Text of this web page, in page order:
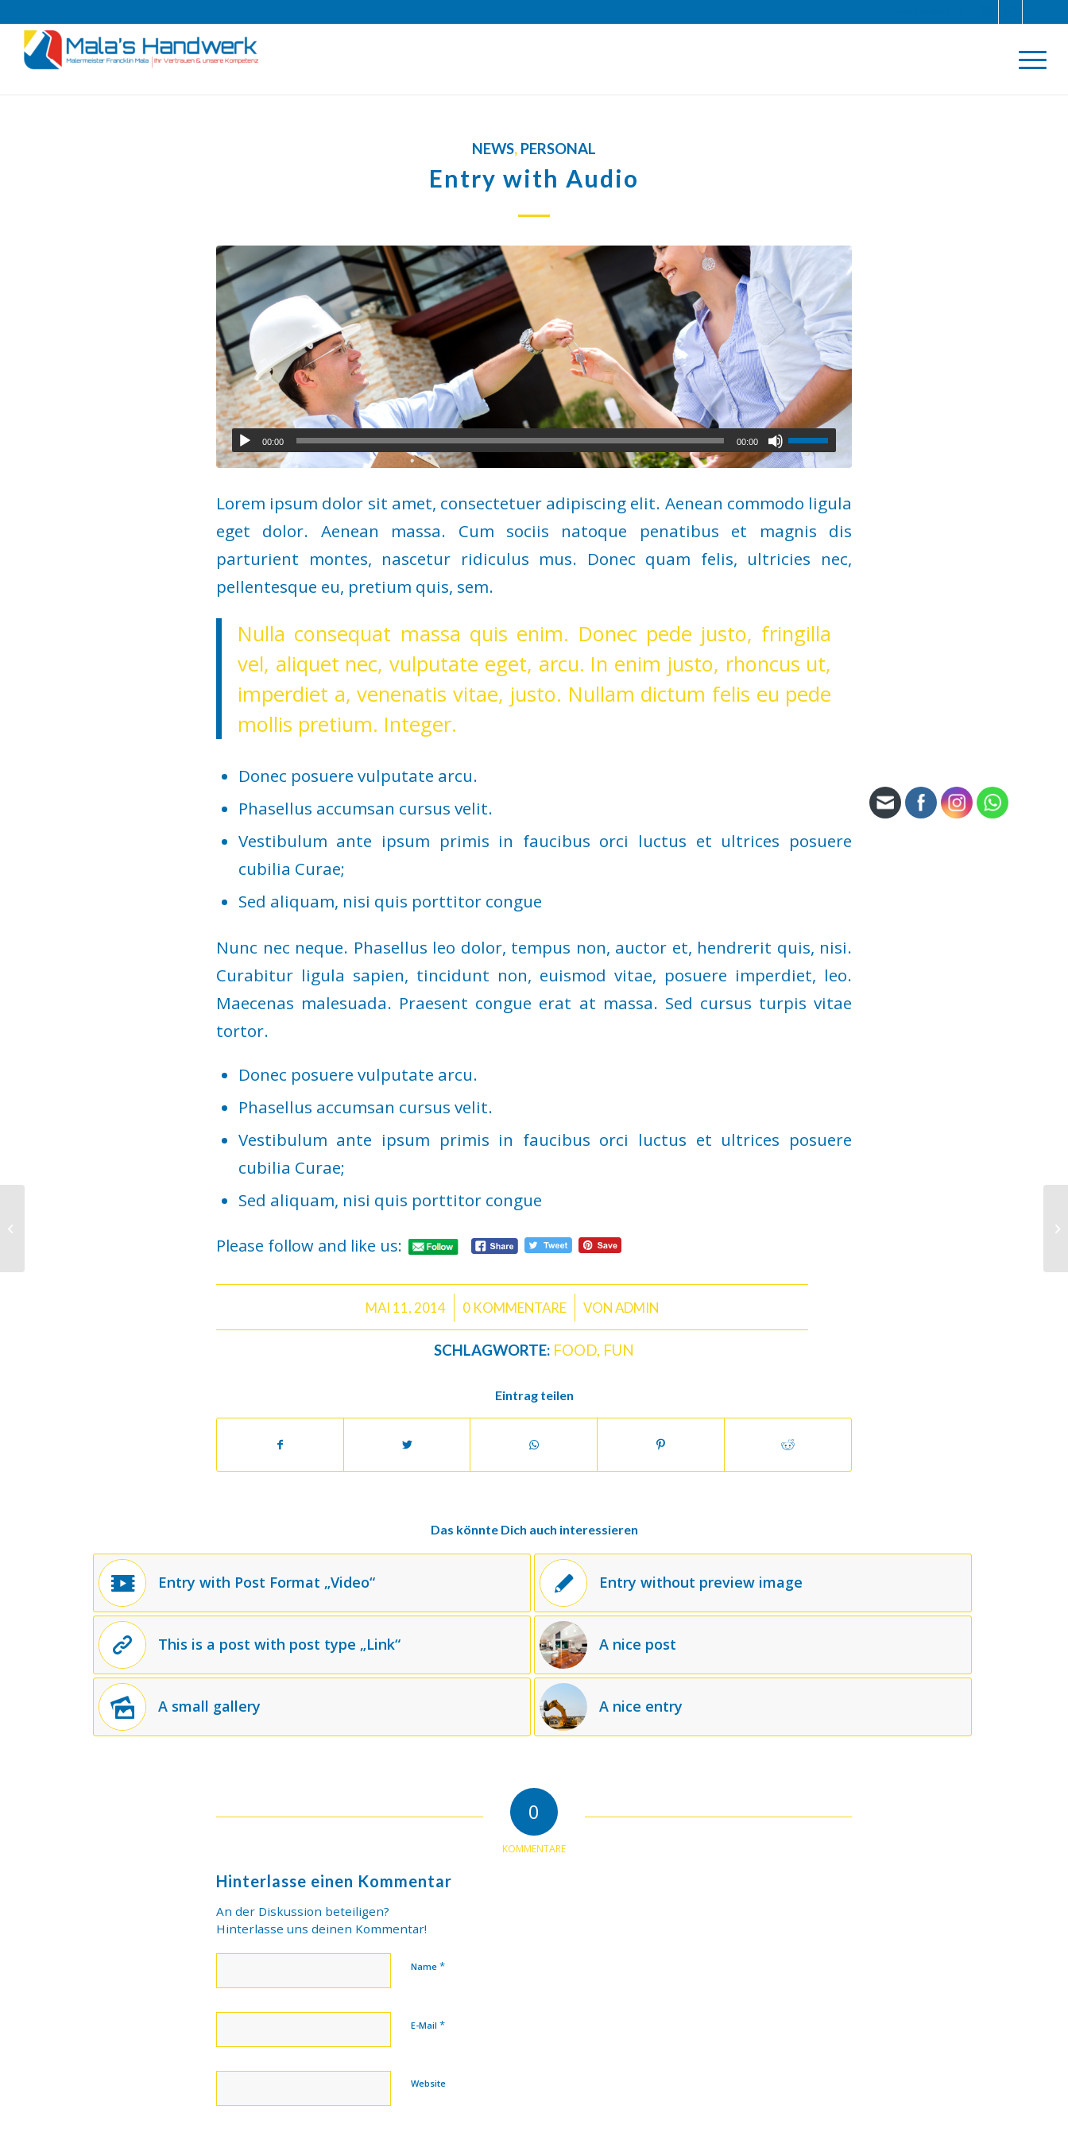
NEWS, PERSONAL
Entry with Audio
Audio-
Player
00:00 00:00
Pfeiltasten
Hoch/Runter
benutzen,
um
die
regeln.
Lorem ipsum dolor sit amet, consectetuer adipiscing elit. Aenean commodo ligula
eget dolor. Aenean massa. Cum sociis natoque penatibus et magnis dis
parturient montes, nascetur ridiculus mus. Donec quam felis, ultricies nec,
pellentesque eu, pretium quis, sem.
Nulla consequat massa quis enim. Donec pede justo, fringilla
vel, aliquet nec, vulputate eget, arcu. In enim justo, rhoncus ut,
imperdiet a, venenatis vitae, justo. Nullam dictum felis eu pede
mollis pretium. Integer.
Donec posuere vulputate arcu.
Phasellus accumsan cursus velit.
Vestibulum ante ipsum primis in faucibus orci luctus et ultrices posuere
cubilia Curae;
Sed aliquam, nisi quis porttitor congue
Nunc nec neque. Phasellus leo dolor, tempus non, auctor et, hendrerit quis, nisi.
Curabitur ligula sapien, tincidunt non, euismod vitae, posuere imperdiet, leo.
Maecenas malesuada. Praesent congue erat at massa. Sed cursus turpis vitae
tortor.
Donec posuere vulputate arcu.
Phasellus accumsan cursus velit.
Vestibulum ante ipsum primis in faucibus orci luctus et ultrices posuere
cubilia Curae;
Sed aliquam, nisi quis porttitor congue
Please follow and like us:
MAI 11, 2014
/ 0 KOMMENTARE
/ VONADMIN
SCHLAGWORTE: FOOD, FUN
Eintrag teilen
Das könnte Dich auch interessieren
Entry with Post Format „Video“ Entry without preview image
This is a post with post type „Link“ A nice post
A small gallery A nice entry
0
KOMMENTARE
Hinterlasse einen Kommentar
An der Diskussion beteiligen?
Hinterlasse uns deinen Kommentar!
Name *
E-Mail *
Website